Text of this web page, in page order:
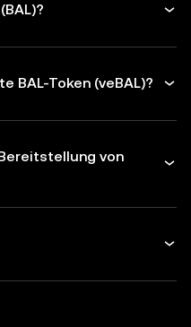
BAL-Token (veBAL)?
von